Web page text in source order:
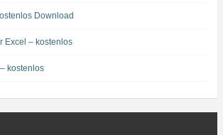
Download
Excel – kostenlos
kostenlos